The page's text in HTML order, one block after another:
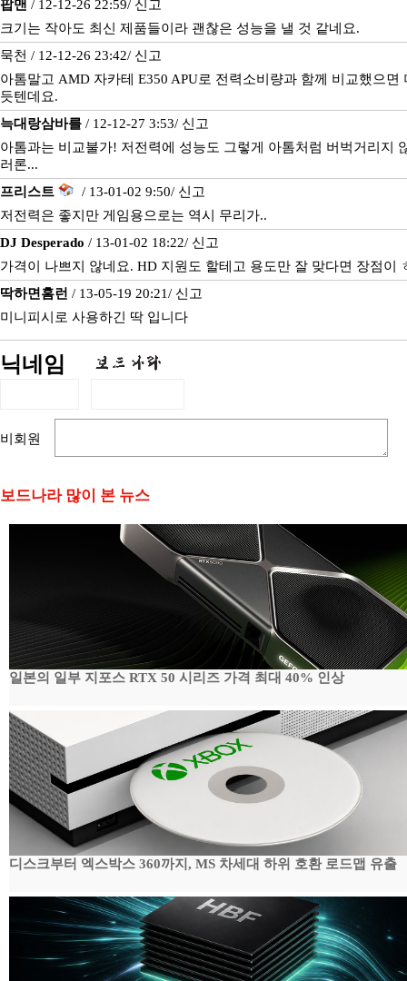
팝맨 / 12-12-26 22:59/ 신고
크기는 작아도 최신 제품들이라 괜찮은 성능을 낼 것 같네요.
묵천 / 12-12-26 23:42/ 신고
아톰말고 AMD 자카테 E350 APU로 전력소비량과 함께 비교했으면
듯텐데요.
늑대랑삼바를 / 12-12-27 3:53/ 신고
아톰과는 비교불가! 저전력에 성능도 그렇게 아톰처럼 버벅거리지
러론...
프리스트
/ 13-01-02 9:50/ 신고
저전력은 좋지만 게임용으로는 역시 무리가..
DJ Desperado / 13-01-02 18:22/ 신고
가격이 나쁘지 않네요. HD 지원도 할테고 용도만 잘 맞다면 장점이
딱하면홈런 / 13-05-19 20:21/ 신고
미니피시로 사용하긴 딱 입니다
닉네임
비회원
보드나라 많이 본 뉴스
일본의 일부 지포스 RTX 50 시리즈 가격 최대 40% 인상
디스크부터 엑스박스 360까지, MS 차세대 하위 호환 로드맵 유출